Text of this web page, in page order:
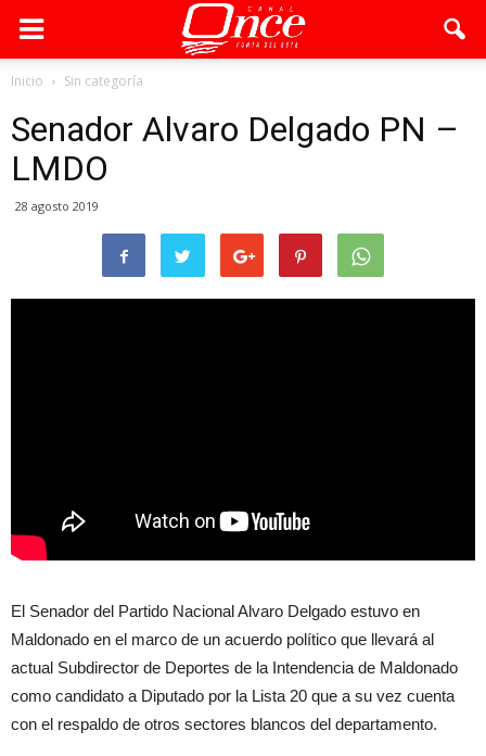
Inicio Sin categoría
Senador Alvaro Delgado PN –
LMDO
28 agosto 2019
El Senador del Partido Nacional Alvaro Delgado estuvo en
Maldonado en el marco de un acuerdo político que llevará al
actual Subdirector de Deportes de la Intendencia de Maldonado
como candidato a Diputado por la Lista 20 que a su vez cuenta
con el respaldo de otros sectores blancos del departamento.